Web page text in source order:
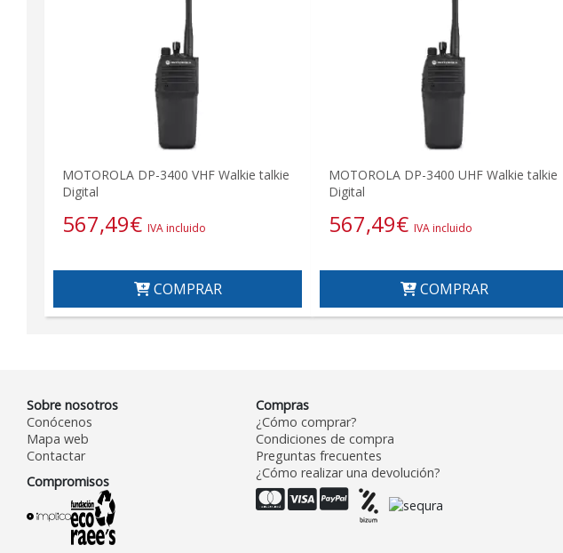
MOTOROLA DP-3400 VHF Walkie talkie
Digital
567,49€ IVA incluido
COMPRAR
MOTOROLA DP-3400 UHF Walkie talkie
Digital
567,49€ IVA incluido
COMPRAR
Sobre nosotros
Conócenos
Mapa web
Contactar
Compromisos
Compras
¿Cómo comprar?
Condiciones de compra
Preguntas frecuentes
¿Cómo realizar una devolución?